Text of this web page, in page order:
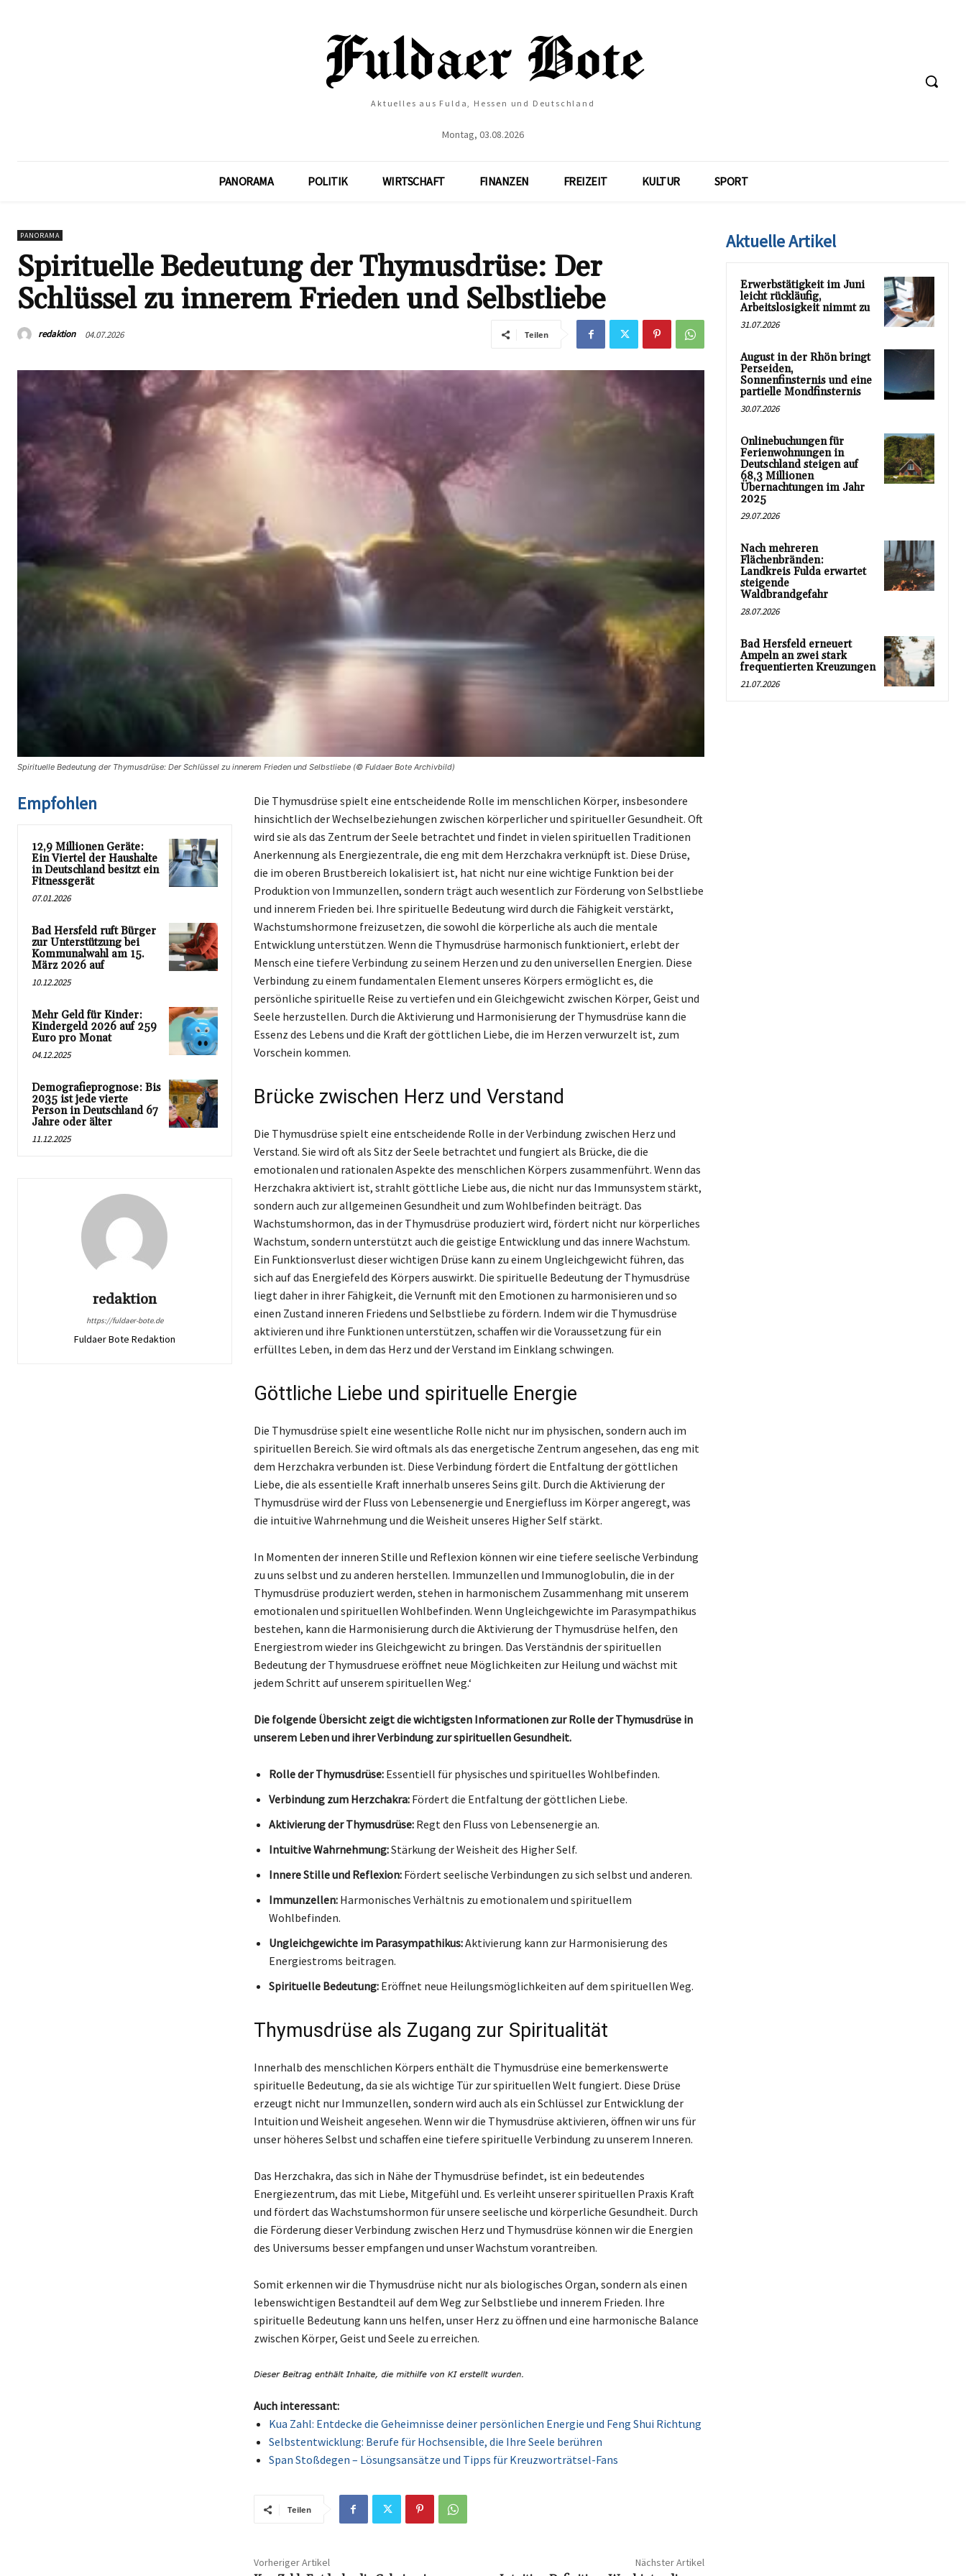
Aktuelles aus Fulda, Hessen und Deutschland
Montag, 03.08.2026
PANORAMA POLITIK WIRTSCHAFT FINANZEN FREIZEIT KULTUR SPORT
PANORAMA
Spirituelle Bedeutung der Thymusdrüse: Der
Schlüssel zu innerem Frieden und Selbstliebe
redaktion 04.07.2026 Teilen
Spirituelle Bedeutung der Thymusdrüse: Der Schlüssel zu innerem Frieden und Selbstliebe (© Fuldaer Bote Archivbild)
Empfohlen
12,9 Millionen Geräte:
Ein Viertel der Haushalte
in Deutschland besitzt ein
Fitnessgerät
07.01.2026
Bad Hersfeld ruft Bürger
zur Unterstützung bei
Kommunalwahl am 15.
März 2026 auf
10.12.2025
Mehr Geld für Kinder:
Kindergeld 2026 auf 259
Euro pro Monat
04.12.2025
Demografieprognose: Bis
2035 ist jede vierte
Person in Deutschland 67
Jahre oder älter
11.12.2025
redaktion
https://fuldaer-bote.de
Fuldaer Bote Redaktion
Die Thymusdrüse spielt eine entscheidende Rolle im menschlichen Körper, insbesondere
hinsichtlich der Wechselbeziehungen zwischen körperlicher und spiritueller Gesundheit. Oft
wird sie als das Zentrum der Seele betrachtet und findet in vielen spirituellen Traditionen
Anerkennung als Energiezentrale, die eng mit dem Herzchakra verknüpft ist. Diese Drüse,
die im oberen Brustbereich lokalisiert ist, hat nicht nur eine wichtige Funktion bei der
Produktion von Immunzellen, sondern trägt auch wesentlich zur Förderung von Selbstliebe
und innerem Frieden bei. Ihre spirituelle Bedeutung wird durch die Fähigkeit verstärkt,
Wachstumshormone freizusetzen, die sowohl die körperliche als auch die mentale
Entwicklung unterstützen. Wenn die Thymusdrüse harmonisch funktioniert, erlebt der
Mensch eine tiefere Verbindung zu seinem Herzen und zu den universellen Energien. Diese
Verbindung zu einem fundamentalen Element unseres Körpers ermöglicht es, die
persönliche spirituelle Reise zu vertiefen und ein Gleichgewicht zwischen Körper, Geist und
Seele herzustellen. Durch die Aktivierung und Harmonisierung der Thymusdrüse kann die
Essenz des Lebens und die Kraft der göttlichen Liebe, die im Herzen verwurzelt ist, zum
Vorschein kommen.
Brücke zwischen Herz und Verstand
Die Thymusdrüse spielt eine entscheidende Rolle in der Verbindung zwischen Herz und
Verstand. Sie wird oft als Sitz der Seele betrachtet und fungiert als Brücke, die die
emotionalen und rationalen Aspekte des menschlichen Körpers zusammenführt. Wenn das
Herzchakra aktiviert ist, strahlt göttliche Liebe aus, die nicht nur das Immunsystem stärkt,
sondern auch zur allgemeinen Gesundheit und zum Wohlbefinden beiträgt. Das
Wachstumshormon, das in der Thymusdrüse produziert wird, fördert nicht nur körperliches
Wachstum, sondern unterstützt auch die geistige Entwicklung und das innere Wachstum.
Ein Funktionsverlust dieser wichtigen Drüse kann zu einem Ungleichgewicht führen, das
sich auf das Energiefeld des Körpers auswirkt. Die spirituelle Bedeutung der Thymusdrüse
liegt daher in ihrer Fähigkeit, die Vernunft mit den Emotionen zu harmonisieren und so
einen Zustand inneren Friedens und Selbstliebe zu fördern. Indem wir die Thymusdrüse
aktivieren und ihre Funktionen unterstützen, schaffen wir die Voraussetzung für ein
erfülltes Leben, in dem das Herz und der Verstand im Einklang schwingen.
Göttliche Liebe und spirituelle Energie
Die Thymusdrüse spielt eine wesentliche Rolle nicht nur im physischen, sondern auch im
spirituellen Bereich. Sie wird oftmals als das energetische Zentrum angesehen, das eng mit
dem Herzchakra verbunden ist. Diese Verbindung fördert die Entfaltung der göttlichen
Liebe, die als essentielle Kraft innerhalb unseres Seins gilt. Durch die Aktivierung der
Thymusdrüse wird der Fluss von Lebensenergie und Energiefluss im Körper angeregt, was
die intuitive Wahrnehmung und die Weisheit unseres Higher Self stärkt.
In Momenten der inneren Stille und Reflexion können wir eine tiefere seelische Verbindung
zu uns selbst und zu anderen herstellen. Immunzellen und Immunoglobulin, die in der
Thymusdrüse produziert werden, stehen in harmonischem Zusammenhang mit unserem
emotionalen und spirituellen Wohlbefinden. Wenn Ungleichgewichte im Parasympathikus
bestehen, kann die Harmonisierung durch die Aktivierung der Thymusdrüse helfen, den
Energiestrom wieder ins Gleichgewicht zu bringen. Das Verständnis der spirituellen
Bedeutung der Thymusdruese eröffnet neue Möglichkeiten zur Heilung und wächst mit
jedem Schritt auf unserem spirituellen Weg.‘
Die folgende Übersicht zeigt die wichtigsten Informationen zur Rolle der Thymusdrüse in
unserem Leben und ihrer Verbindung zur spirituellen Gesundheit.
Rolle der Thymusdrüse:Essentiell für physisches und spirituelles Wohlbefinden.
Verbindung zum Herzchakra:Fördert die Entfaltung der göttlichen Liebe.
Aktivierung der Thymusdrüse:Regt den Fluss von Lebensenergie an.
Intuitive Wahrnehmung:Stärkung der Weisheit des Higher Self.
Innere Stille und Reflexion:Fördert seelische Verbindungen zu sich selbst und anderen.
Immunzellen:Harmonisches Verhältnis zu emotionalem und spirituellem
Wohlbefinden.
Ungleichgewichte im Parasympathikus:Aktivierung kann zur Harmonisierung des
Energiestroms beitragen.
Spirituelle Bedeutung:Eröffnet neue Heilungsmöglichkeiten auf dem spirituellen Weg.
Thymusdrüse als Zugang zur Spiritualität
Innerhalb des menschlichen Körpers enthält die Thymusdrüse eine bemerkenswerte
spirituelle Bedeutung, da sie als wichtige Tür zur spirituellen Welt fungiert. Diese Drüse
erzeugt nicht nur Immunzellen, sondern wird auch als ein Schlüssel zur Entwicklung der
Intuition und Weisheit angesehen. Wenn wir die Thymusdrüse aktivieren, öffnen wir uns für
unser höheres Selbst und schaffen eine tiefere spirituelle Verbindung zu unserem Inneren.
Das Herzchakra, das sich in Nähe der Thymusdrüse befindet, ist ein bedeutendes
Energiezentrum, das mit Liebe, Mitgefühl und. Es verleiht unserer spirituellen Praxis Kraft
und fördert das Wachstumshormon für unsere seelische und körperliche Gesundheit. Durch
die Förderung dieser Verbindung zwischen Herz und Thymusdrüse können wir die Energien
des Universums besser empfangen und unser Wachstum vorantreiben.
Somit erkennen wir die Thymusdrüse nicht nur als biologisches Organ, sondern als einen
lebenswichtigen Bestandteil auf dem Weg zur Selbstliebe und innerem Frieden. Ihre
spirituelle Bedeutung kann uns helfen, unser Herz zu öffnen und eine harmonische Balance
zwischen Körper, Geist und Seele zu erreichen.
Auch interessant:
Kua Zahl: Entdecke die Geheimnisse deiner persönlichen Energie und Feng Shui Richtung
Selbstentwicklung: Berufe für Hochsensible, die Ihre Seele berühren
Span Stoßdegen – Lösungsansätze und Tipps für Kreuzworträtsel-Fans
Teilen
Vorheriger Artikel Nächster Artikel
Aktuelle Artikel
Erwerbstätigkeit im Juni
leicht rückläufig,
Arbeitslosigkeit nimmt zu
31.07.2026
August in der Rhön bringt
Perseiden,
Sonnenfinsternis und eine
partielle Mondfinsternis
30.07.2026
Onlinebuchungen für
Ferienwohnungen in
Deutschland steigen auf
68,3 Millionen
Übernachtungen im Jahr
2025
29.07.2026
Nach mehreren
Flächenbränden:
Landkreis Fulda erwartet
steigende
Waldbrandgefahr
28.07.2026
Bad Hersfeld erneuert
Ampeln an zwei stark
frequentierten Kreuzungen
21.07.2026